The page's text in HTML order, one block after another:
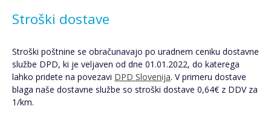
Stroški dostave
Stroški poštnine se obračunavajo po uradnem ceniku dostavne
službe DPD, ki je veljaven od dne 01.01.2022, do katerega
lahko pridete na povezavi DPD Slovenija. V primeru dostave
blaga naše dostavne službe so stroški dostave 0,64€ z DDV za
1/km.